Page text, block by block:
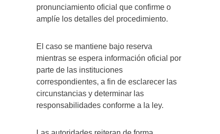
pronunciamiento oficial que confirme o
amplíe los detalles del procedimiento.
El caso se mantiene bajo reserva
mientras se espera información oficial por
parte de las instituciones
correspondientes, a fin de esclarecer las
circunstancias y determinar las
responsabilidades conforme a la ley.